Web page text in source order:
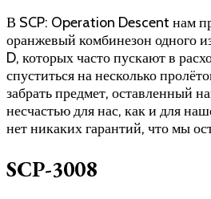
В SCP: Operation Descent нам
оранжевый комбинезон одного
D, которых часто пускают в
спуститься на несколько
забрать предмет, оставленный
несчастью для нас, как и для
нет никаких гарантий, что мы
SCP-3008